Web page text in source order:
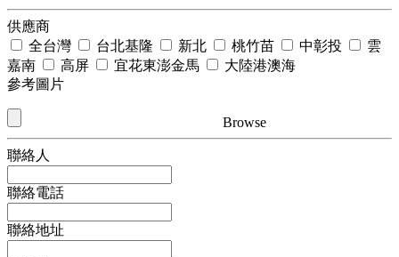
供應商
全台灣
台北基隆 新北 桃竹苗 中彰投
雲
嘉南
高屏 宜花東澎金馬
大陸港澳海
參考圖片
Browse
聯絡人
聯絡電話
聯絡地址